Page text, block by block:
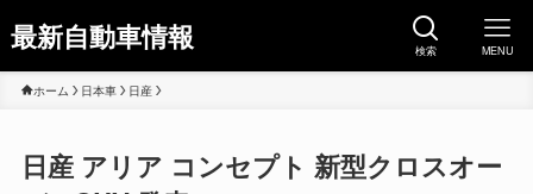
最新自動車情報 検索 MENU
ホーム 日本車 日産
日産 アリア コンセプト 新型クロスオー